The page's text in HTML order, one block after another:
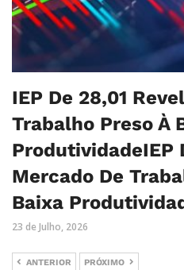
IEP De 28,01
Trabalho Preso À
ProdutividadeIEP
Mercado De
Baixa
23 de Julho, 2026
ANTERIOR PRÓXIMO